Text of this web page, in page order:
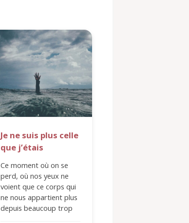
Je ne suis plus celle
que j’étais
Ce moment où on se
perd, où nos yeux ne
voient que ce corps qui
ne nous appartient plus
depuis beaucoup trop